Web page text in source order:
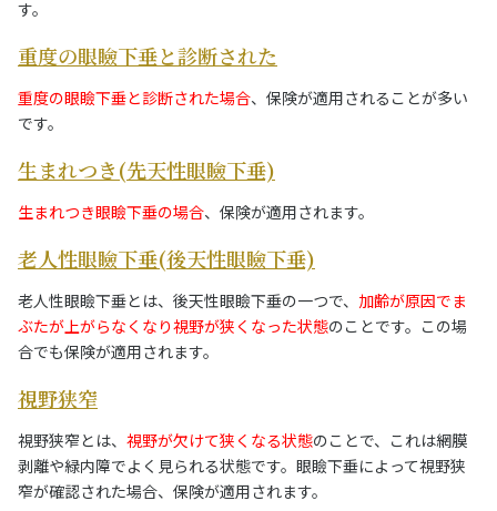
す。
重度の眼瞼下垂と診断された
重度の眼瞼下垂と診断された場合、保険が適用されることが多い
です。
生まれつき(先天性眼瞼下垂)
生まれつき眼瞼下垂の場合、保険が適用されます。
老人性眼瞼下垂(後天性眼瞼下垂)
老人性眼瞼下垂とは、後天性眼瞼下垂の一つで、 加齢が原因でま
ぶたが上がらなくなり視野が狭くなった状態のことです。この場
合でも保険が適用されます。
視野狭窄
視野狭窄とは、 視野が欠けて狭くなる状態のことで、これは網膜
剥離や緑内障でよく見られる状態です。眼瞼下垂によって視野狭
窄が確認された場合、保険が適用されます。